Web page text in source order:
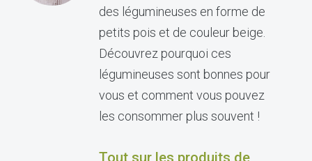
des légumineuses en forme de
petits pois et de couleur beige.
Découvrez pourquoi ces
légumineuses sont bonnes pour
vous et comment vous pouvez
les consommer plus souvent !
Tout sur les produits de